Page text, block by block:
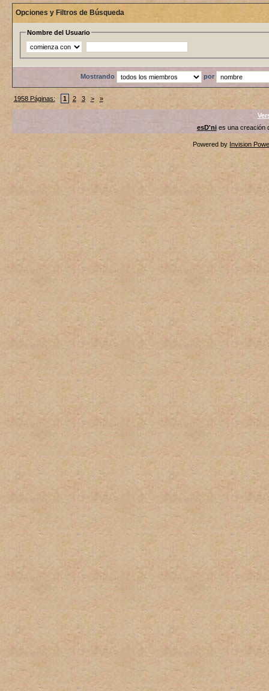
Opciones y Filtros de Búsqueda
Nombre del Usuario
Mostrando por
1958 Páginas: 1 2 3 > »
esD'nies una creación
Powered by Invision